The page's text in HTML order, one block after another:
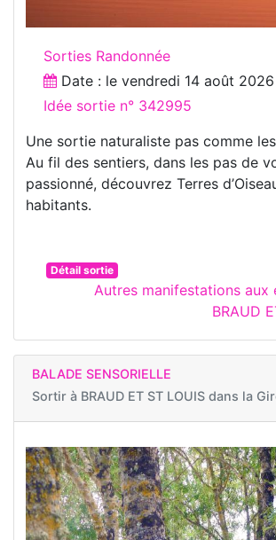
Sorties Randonnée
Date : le vendredi 14 août 2026
Idée sortie n° 342995
Une sortie naturaliste pas comme
Au fil des sentiers, dans les pas de
passionné, découvrez Terres
habitants.
Détail sortie
Autres manifestations aux
BRAUD
BALADE SENSORIELLE
Sortir à BRAUD ET ST LOUIS dans la